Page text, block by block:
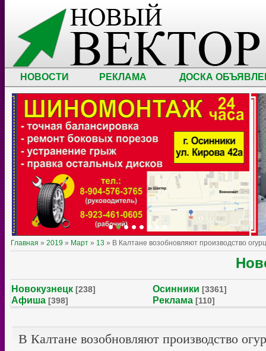
НОВОСТИ РЕКЛАМА ДОСКА
Главная » 2019 » Март » 13 » В Калтане возобновляют производство
Новокузнецк [238] Осинники [3361]
Афиша [398] Реклама [110]
В Калтане возобновляют производство